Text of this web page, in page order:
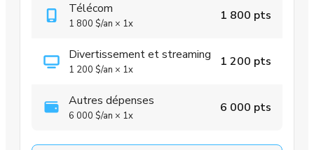
Télécom
1 800 $/an × 1x
1 800 pts
Divertissement et streaming
1 200 $/an × 1x
1 200 pts
Autres dépenses
6 000 $/an × 1x
6 000 pts